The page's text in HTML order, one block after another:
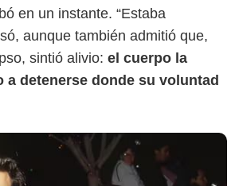
en un instante. “Estaba
aunque también admitió que,
sintió alivio: el cuerpo la
a detenerse donde su voluntad